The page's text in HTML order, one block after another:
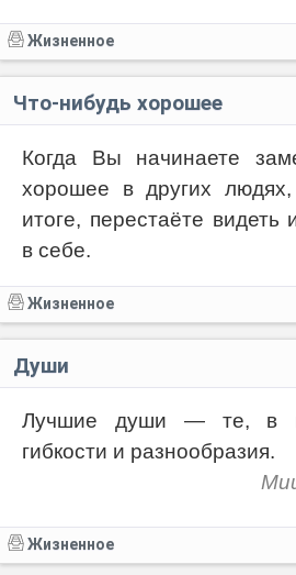
Жизненное
Что-нибудь хорошее
Когда Вы начинаете
хорошее в других
итоге, перестаёте видеть
в себе.
Жизненное
Души
Лучшие души — те, в
гибкости и разнообразия.
Жизненное